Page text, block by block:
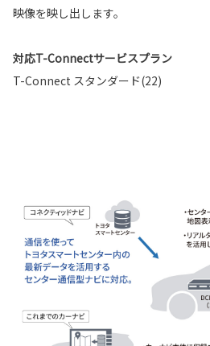
映像を映し出します。
対応T-Connectサービスプラン
T-Connect スタンダード(22)